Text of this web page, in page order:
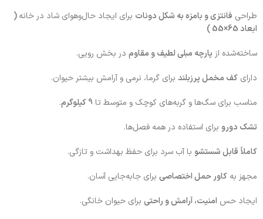
طراحی فانتزی و بامزه به شکل دونات برای ایجاد حال‌وهوای شاد در خانه(
ابعاد 65×55 )
ساخته‌شده از پارچه مبلی لطیف و مقاوم در بخش رویی.
دارای کف مخمل پرزبلند برای گرما، نرمی و آرامش بیشتر حیوان.
مناسب برای سگ‌ها و گربه‌های کوچک و متوسط تا9 کیلوگرم
.
تشک دو‌رو برای استفاده در همه فصل‌ها.
کاملاً قابل شستشو با آب سرد برای حفظ بهداشت و تازگی.
مجهز به کاور حمل اختصاصی برای جابه‌جایی آسان.
ایجاد حس امنیت، آرامش و راحتی برای حیوان خانگی.